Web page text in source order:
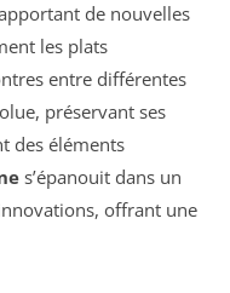
de nouvelles
les plats
entre différentes
préservant ses
des éléments
s’épanouit dans un
offrant une